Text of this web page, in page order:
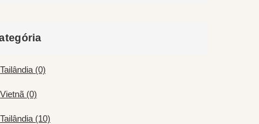
Tailândia (0)
Vietnã (0)
Tailândia (10)